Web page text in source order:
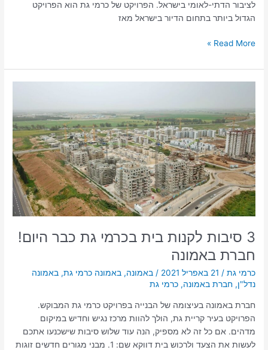
לציבור הדתי-לאומי בישראל. הפרויקט של כרמי גת הוא הפרויקט
הגדול ביותר בתחום הדיור בישראל מאז
Read More »
3 סיבות לקנות בית בכרמי גת כבר היום!
חברת באמונה
כרמי גת / 21 באפריל 2021 /באמונה,באמונה כרמי גת,באמונה
נדל"ן,חברת באמונה,כרמי גת
חברת באמונה בעיצומה של הבנייה בפרויקט כרמי גת המבוקש.
הפרויקט בעיר קריית גת, הולך להוות מרכז נגיש וחדיש במיקום
מדהים. אם כל זה לא מספיק, הנה עוד שלוש סיבות שישכנעו אתכם
לעשות את הצעד ולרכוש בית דווקא שם: 1. מבני מגורים חדשים זוגות
לקנות
בית
בכרמי
גת
כבר
היום!
חברת
באמונה